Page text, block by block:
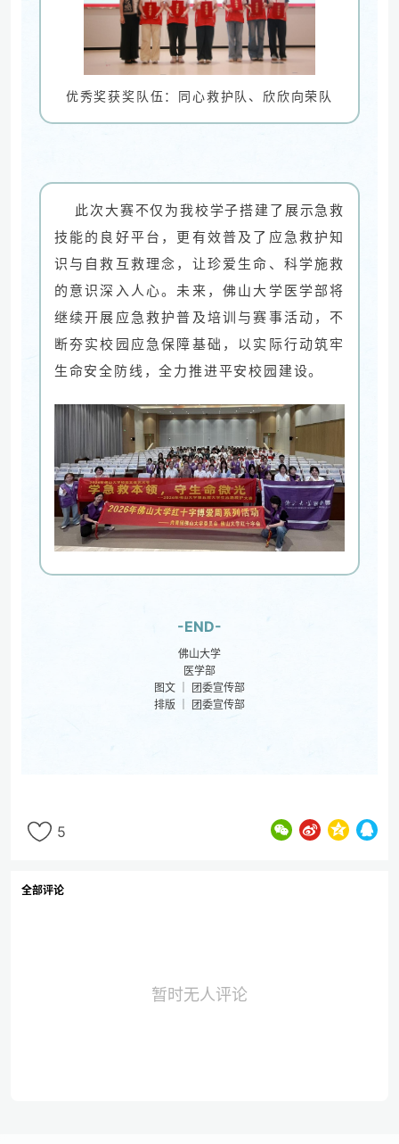
优秀奖获奖队伍：同心救护队、欣欣向荣队
此次大赛不仅为我校学子搭建了展示急救
技能的良好平台，更有效普及了应急救护知
识与自救互救理念，让珍爱生命、科学施救
的意识深入人心。未来，佛山大学医学部将
继续开展应急救护普及培训与赛事活动，不
断夯实校园应急保障基础，以实际行动筑牢
生命安全防线，全力推进平安校园建设。
-END-
佛山大学
医学部
图文 ｜ 团委宣传部
排版 ｜ 团委宣传部
5
全部评论
暂时无人评论